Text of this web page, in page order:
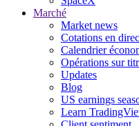
Marché
Market news
Cotations en
Calendrier
Opérations sur
Updates
Blog
US earnings
Learn